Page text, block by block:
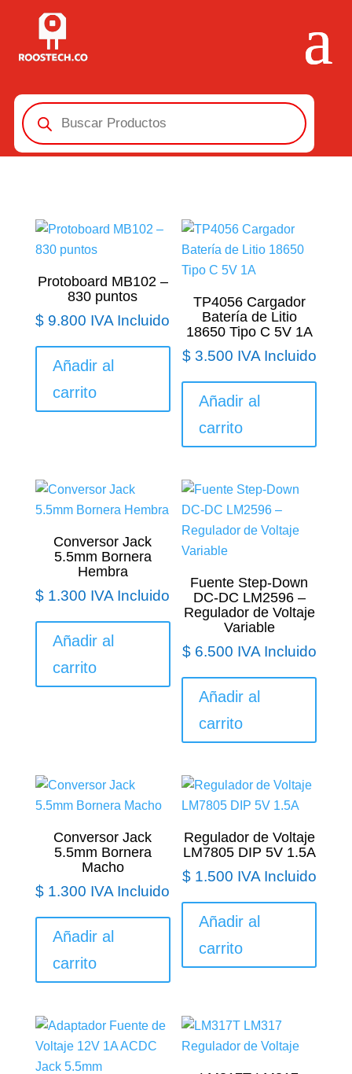
Búsqueda
de
productos
Protoboard MB102 –
830 puntos
$ 9.800 IVA Incluido
Añadir al
carrito
TP4056 Cargador
Batería de Litio
18650 Tipo C 5V 1A
$3.500 IVA Incluido
Añadir al
carrito
Conversor Jack
5.5mm Bornera
Hembra
$ 1.300 IVA Incluido
Añadir al
carrito
Fuente Step-Down
DC-DC LM2596 –
Regulador de Voltaje
Variable
$6.500 IVA Incluido
Añadir al
carrito
Conversor Jack
5.5mm Bornera
Macho
$ 1.300 IVA Incluido
Añadir al
carrito
Regulador de Voltaje
LM7805 DIP 5V 1.5A
$1.500 IVA Incluido
Añadir al
carrito